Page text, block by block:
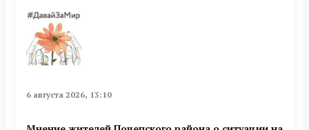
6 августа 2026, 13:10